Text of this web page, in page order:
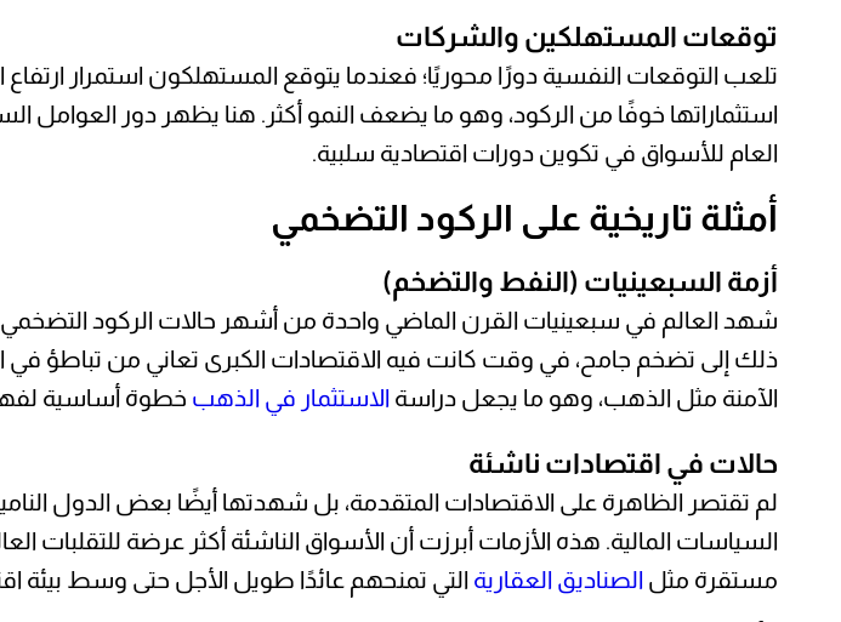
توقعات المستهلكين والشركات
تلعب التوقعات النفسية دورًا محوريًا؛ فعندما يتوقع المستهلكون استمرار
استثماراتها خوفًا من الركود، وهو ما يضعف النمو أكثر. هنا يظهر دور العوامل
العام للأسواق في تكوين دورات اقتصادية سلبية.
أمثلة تاريخية على الركود التضخمي
أزمة السبعينيات (النفط والتضخم)
شهد العالم في سبعينيات القرن الماضي واحدة من أشهر حالات الركود التضخمي
ذلك إلى تضخم جامح، في وقت كانت فيه الاقتصادات الكبرى تعاني من تباطؤ في
الآمنة مثل الذهب، وهو ما يجعل دراسة الاستثمار في الذهب خطوة أساسية
حالات في اقتصادات ناشئة
لم تقتصر الظاهرة على الاقتصادات المتقدمة، بل شهدتها أيضًا بعض الدول
السياسات المالية. هذه الأزمات أبرزت أن الأسواق الناشئة أكثر عرضة
مستقرة مثل الصناديق العقارية التي تمنحهم عائدًا طويل الأجل حتى وسط بيئة